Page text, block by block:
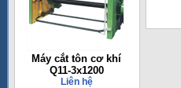
Máy cắt tôn cơ khí
Q11-3x1200
Liên hệ